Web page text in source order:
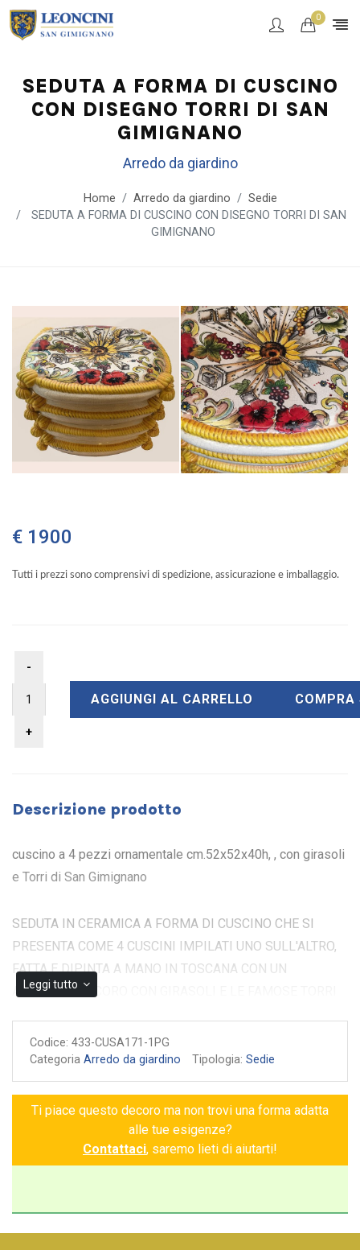
0
SEDUTA A FORMA DI CUSCINO
CON DISEGNO TORRI DI SAN
GIMIGNANO
Arredo da giardino
Home Arredo da giardino
Sedie
SEDUTA A FORMA DI CUSCINO CON DISEGNO TORRI DI SAN
GIMIGNANO
€ 1900
Tutti i prezzi sono comprensivi di spedizione, assicurazione e imballaggio.
AGGIUNGI AL CARRELLO COMPRA
Descrizione prodotto
cuscino a 4 pezzi ornamentale cm.52x52x40h, , con girasoli
e Torri di San Gimignano
SEDUTA IN CERAMICA A FORMA DI CUSCINO CHE SI
PRESENTA COME 4 CUSCINI IMPILATI UNO SULL'ALTRO,
FATTA E DIPINTA A MANO IN TOSCANA CON UN
ARTISTICO DECORO CON GIRASOLI E LE FAMOSE TORRI
Fatto e dipinto a mano
Garanzia di autenticità
Leggi tutto
Codice: 433-CUSA171-1PG
Categoria Arredo da giardino Tipologia: Sedie
Ti piace questo decoro ma non trovi una forma adatta
alle tue esigenze?
Contattaci, saremo lieti di aiutarti!